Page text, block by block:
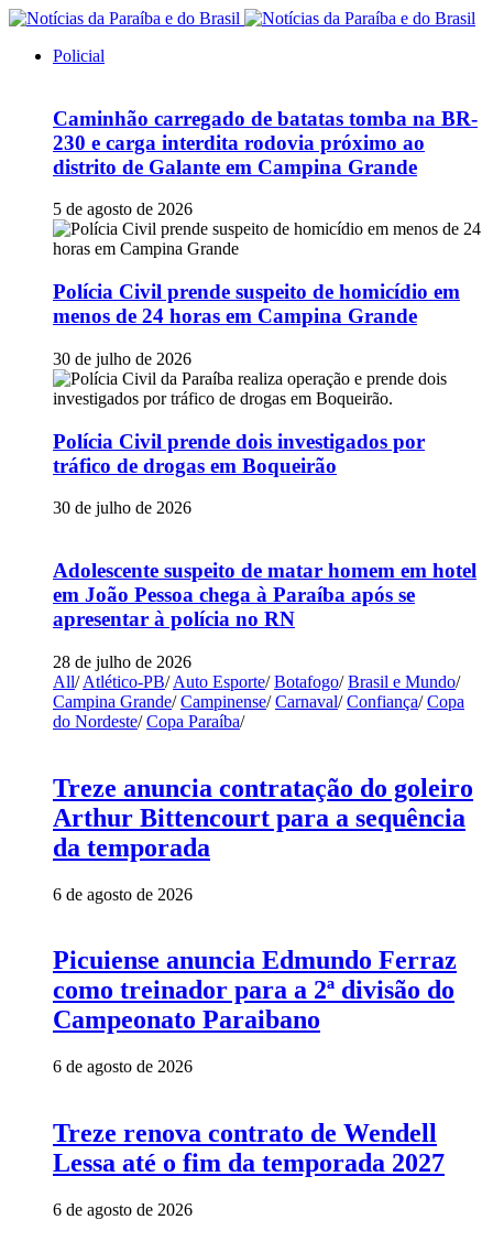
Policial
Caminhão carregado de batatas tomba na BR-
230 e carga interdita rodovia próximo ao
distrito de Galante em Campina Grande
5 de agosto de 2026
Polícia Civil prende suspeito de homicídio em
menos de 24 horas em Campina Grande
30 de julho de 2026
Polícia Civil prende dois investigados por
tráfico de drogas em Boqueirão
30 de julho de 2026
Adolescente suspeito de matar homem em hotel
em João Pessoa chega à Paraíba após se
apresentar à polícia no RN
28 de julho de 2026
All/ Atlético-PB/ Auto Esporte/ Botafogo/ Brasil e Mundo/
Campina Grande/ Campinense/ Carnaval/ Confiança/ Copa
do Nordeste/ Copa Paraíba/
Treze anuncia contratação do goleiro
Arthur Bittencourt para a sequência
da temporada
6 de agosto de 2026
Picuiense anuncia Edmundo Ferraz
como treinador para a 2ª divisão do
Campeonato Paraibano
6 de agosto de 2026
Treze renova contrato de Wendell
Lessa até o fim da temporada 2027
6 de agosto de 2026